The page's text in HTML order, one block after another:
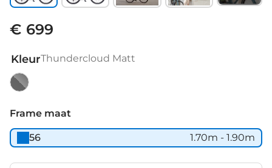
€ 699
KleurThundercloud Matt
Matt
Frame maat
56 1.70m - 1.90m